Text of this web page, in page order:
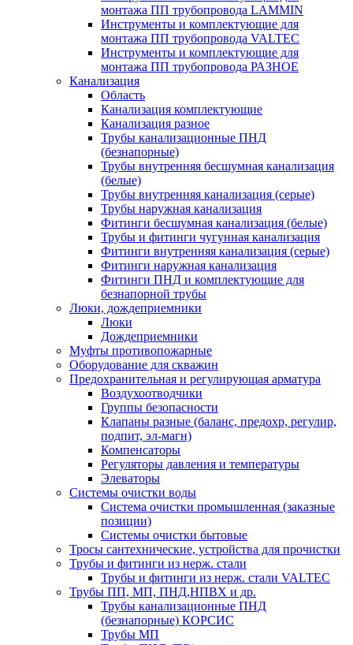
монтажа ПП трубопровода LAMMIN
Инструменты и комплектующие для
монтажа ПП трубопровода VALTEC
Инструменты и комплектующие для
монтажа ПП трубопровода РАЗНОЕ
Канализация
Область
Канализация комплектующие
Канализация разное
Трубы канализационные ПНД
(безнапорные)
Трубы внутренняя бесшумная канализация
(белые)
Трубы внутренняя канализация (серые)
Трубы наружная канализация
Фитинги бесшумная канализация (белые)
Трубы и фитинги чугунная канализация
Фитинги внутренняя канализация (серые)
Фитинги наружная канализация
Фитинги ПНД и комплектующие для
безнапорной трубы
Люки, дождеприемники
Люки
Дождеприемники
Муфты противопожарные
Оборудование для скважин
Предохранительная и регулирующая арматура
Воздухоотводчики
Группы безопасности
Клапаны разные (баланс, предохр, регулир,
подпит, эл-магн)
Компенсаторы
Регуляторы давления и температуры
Элеваторы
Системы очистки воды
Система очистки промышленная (заказные
позиции)
Системы очистки бытовые
Тросы сантехнические, устройства для прочистки
Трубы и фитинги из нерж. стали
Трубы и фитинги из нерж. стали VALTEC
Трубы ПП, МП, ПНД,НПВХ и др.
Трубы канализационные ПНД
(безнапорные) КОРСИС
Трубы МП